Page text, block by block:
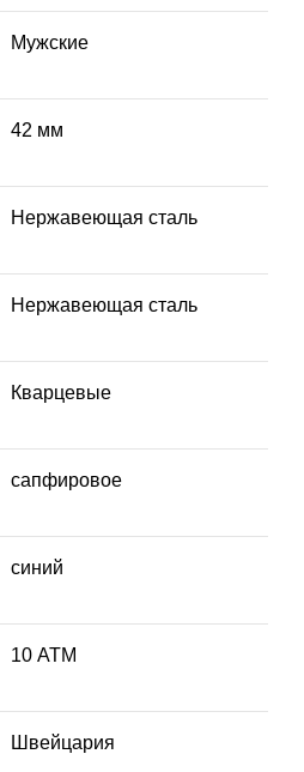
Мужские
42 мм
Нержавеющая сталь
Нержавеющая сталь
Кварцевые
сапфировое
синий
10 АТМ
Швейцария